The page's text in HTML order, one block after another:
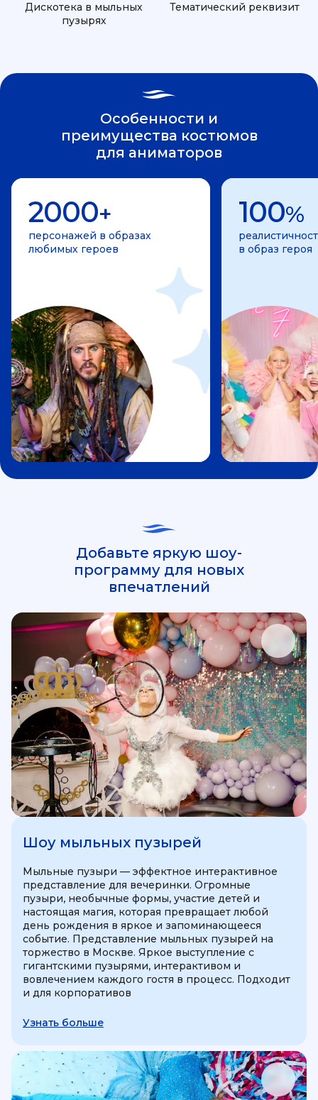
Дискотека в мыльных
пузырях
Тематический реквизит
Особенности и
преимущества костюмов
для аниматоров
2000+
персонажей в образах
любимых героев
100%
в образ героя
Добавьте яркую шоу-
программу для новых
впечатлений
Шоу мыльных пузырей
Мыльные пузыри — эффектное интерактивное
представление для вечеринки. Огромные
пузыри, необычные формы, участие детей и
настоящая магия, которая превращает любой
день рождения в яркое и запоминающееся
событие. Представление мыльных пузырей на
торжество в Москве. Яркое выступление с
гигантскими пузырями, интерактивом и
вовлечением каждого гостя в процесс. Подходит
и для корпоративов
Узнать больше